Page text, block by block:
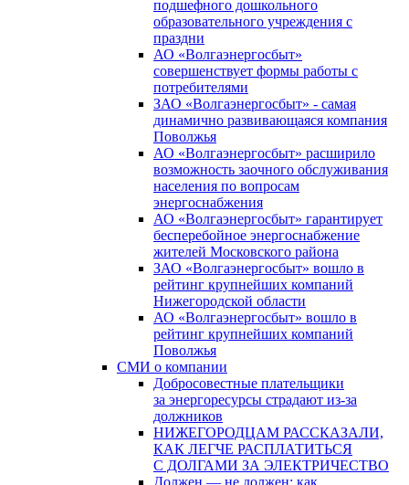
подшефного дошкольного
образовательного учреждения с
праздни
АО «Волгаэнергосбыт»
совершенствует формы работы с
потребителями
ЗАО «Волгаэнергосбыт» - самая
динамично развивающаяся компания
Поволжья
АО «Волгаэнергосбыт» расширило
возможность заочного обслуживания
населения по вопросам
энергоснабжения
АО «Волгаэнергосбыт» гарантирует
бесперебойное энергоснабжение
жителей Московского района
ЗАО «Волгаэнергосбыт» вошло в
рейтинг крупнейших компаний
Нижегородской области
АО «Волгаэнергосбыт» вошло в
рейтинг крупнейших компаний
Поволжья
СМИ о компании
Добросовестные плательщики
за энергоресурсы страдают из-за
должников
НИЖЕГОРОДЦАМ РАССКАЗАЛИ,
КАК ЛЕГЧЕ РАСПЛАТИТЬСЯ
С ДОЛГАМИ ЗА ЭЛЕКТРИЧЕСТВО